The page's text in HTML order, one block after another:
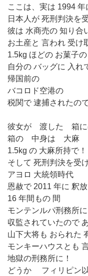
ここは、実は 1994 年
日本人が 死刑判決を
彼は 水商売の 知り合
お土産と 言われ 受け
1.5kg ほどの お菓子
自分の バッグに 入れ
帰国前の
バコロド空港の
税関で 逮捕されたの
彼女が 渡した 箱に
箱の 中身は 大麻
1.5kg の 大麻所持で！
そして 死刑判決を受け
アヨロ 大統領時代
恩赦で 2011 年に 釈
16 年間もの 間
モンテンルパ刑務所に
収監されていたので
山下大将も おられた
モンキーハウスとも
地獄の刑務所に！
どうか フィリピン